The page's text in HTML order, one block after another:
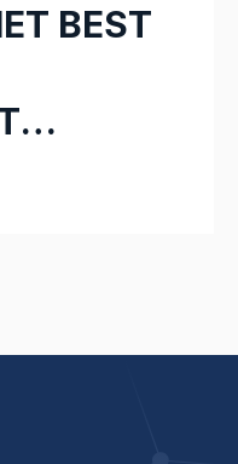
BEST